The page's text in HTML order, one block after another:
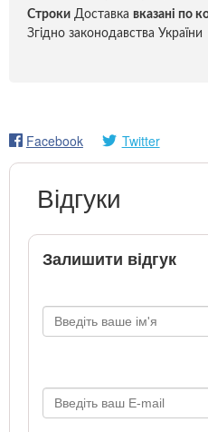
Строки Доставка вказані по
Згідно законодавства України
Facebook Twitter
Відгуки
Залишити відгук